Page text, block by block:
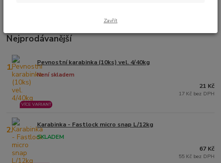
Nejprodávanější
1. Pevnostní karabinka (10ks) vel. 4/40kg
Není skladem
VÍCE VARIANT
21 Kč
17 Kč bez DPH
2. Karabinka - Fastlock micro snap L/12kg
SKLADEM
67 Kč
55 Kč bez DPH
Zavřít